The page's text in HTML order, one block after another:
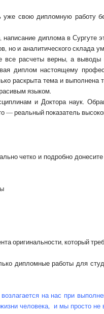
уже свою дипломную работу
написание диплома в Сургуте
но и аналитического склада
все расчеты верны, а выводы
диплом настоящему
раскрыта тема и выполнена
языком.
и Доктора наук.
— реальный показатель
четко и подробно
оригинальности, который
дипломные работы для
на нас при
человека, и мы просто не